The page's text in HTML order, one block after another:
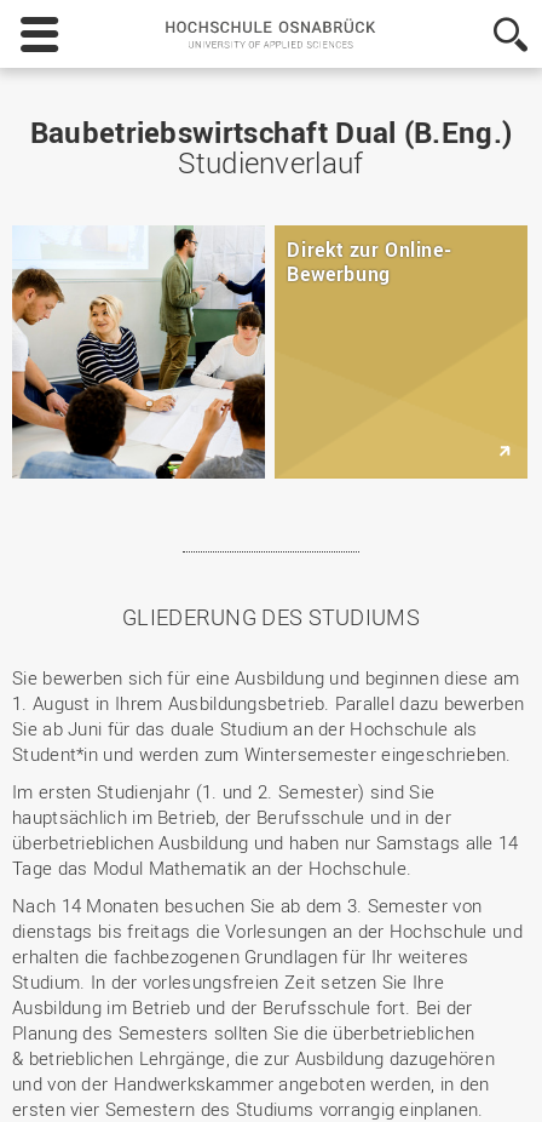
Hochschule
Osnabrück
-
of
Applied
Baubetriebswirtschaft Dual (B.Eng.)
Studienverlauf
Direkt zur Online-
Bewerbung
GLIEDERUNG DES STUDIUMS
Sie bewerben sich für eine Ausbildung und beginnen diese am
1. August in Ihrem Ausbildungsbetrieb. Parallel dazu bewerben
Sie ab Juni für das duale Studium an der Hochschule als
Student*in und werden zum Wintersemester eingeschrieben.
Im ersten Studienjahr (1. und 2. Semester) sind Sie
hauptsächlich im Betrieb, der Berufsschule und in der
überbetrieblichen Ausbildung und haben nur Samstags alle 14
Tage das Modul Mathematik an der Hochschule.
Nach 14 Monaten besuchen Sie ab dem 3. Semester von
dienstags bis freitags die Vorlesungen an der Hochschule und
erhalten die fachbezogenen Grundlagen für Ihr weiteres
Studium. In der vorlesungsfreien Zeit setzen Sie Ihre
Ausbildung im Betrieb und der Berufsschule fort. Bei der
Planung des Semesters sollten Sie die überbetrieblichen
& betrieblichen Lehrgänge, die zur Ausbildung dazugehören
und von der Handwerkskammer angeboten werden, in den
ersten vier Semestern des Studiums vorrangig einplanen.​